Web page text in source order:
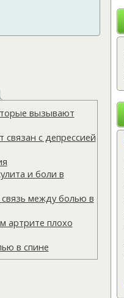
вызывают
с депрессией
и боли в
между болью в
артрите плохо
в спине